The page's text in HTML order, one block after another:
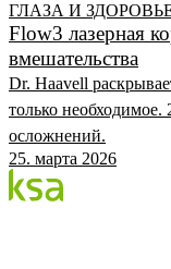
ГЛАЗА И
Flow3 лазерная
вмешательства
Dr. Haavell
только необходимое.
осложнений.
25. марта 2026